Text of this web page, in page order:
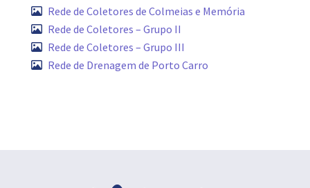
Rede de Coletores de Colmeias e Memória
Rede de Coletores – Grupo II
Rede de Coletores – Grupo III
Rede de Drenagem de Porto Carro